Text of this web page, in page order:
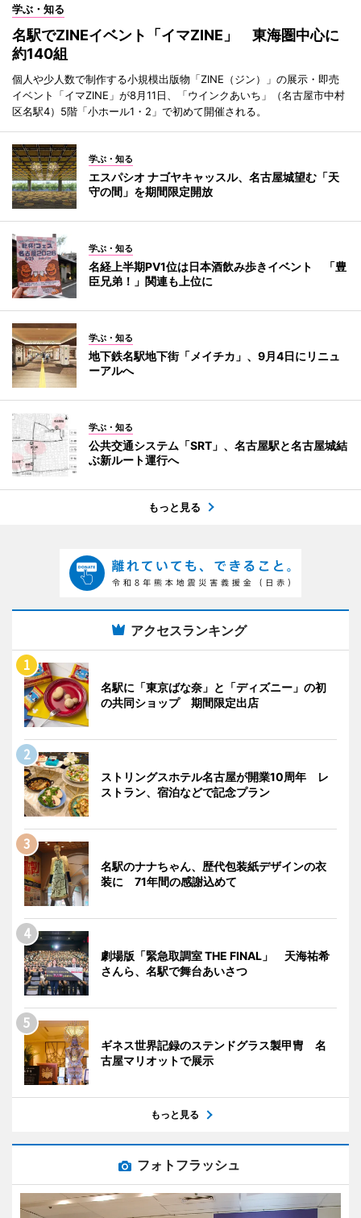
学ぶ・知る
名駅でZINEイベント「イマZINE」 東海圏中心に
約140組
個人や少人数で制作する小規模出版物「ZINE（ジン）」の展示・即売
イベント「イマZINE」が8月11日、「ウインクあいち」（名古屋市中村
区名駅4）5階「小ホール1・2」で初めて開催される。
学ぶ・知る
エスパシオ ナゴヤキャッスル、名古屋城望む「天
守の間」を期間限定開放
学ぶ・知る
名経上半期PV1位は日本酒飲み歩きイベント 「豊
臣兄弟！」関連も上位に
学ぶ・知る
地下鉄名駅地下街「メイチカ」、9月4日にリニュ
ーアルへ
学ぶ・知る
公共交通システム「SRT」、名古屋駅と名古屋城結
ぶ新ルート運行へ
もっと見る
アクセスランキング
名駅に「東京ばな奈」と「ディズニー」の初
の共同ショップ 期間限定出店
ストリングスホテル名古屋が開業10周年 レ
ストラン、宿泊などで記念プラン
名駅のナナちゃん、歴代包装紙デザインの衣
装に 71年間の感謝込めて
劇場版「緊急取調室 THE FINAL」 天海祐希
さんら、名駅で舞台あいさつ
ギネス世界記録のステンドグラス製甲冑 名
古屋マリオットで展示
もっと見る
フォトフラッシュ